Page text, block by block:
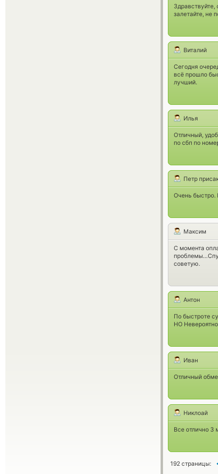
залетайте, не
Виталий
Сегодня
всё прошло
лучший.
Илья
Отличный,
по сбп по
Петр
Очень
Максим
С момента
советую.
Антон
По быстроте
НО
Иван
Отличный
Никлоай
Все отлично 3
192 страницы: